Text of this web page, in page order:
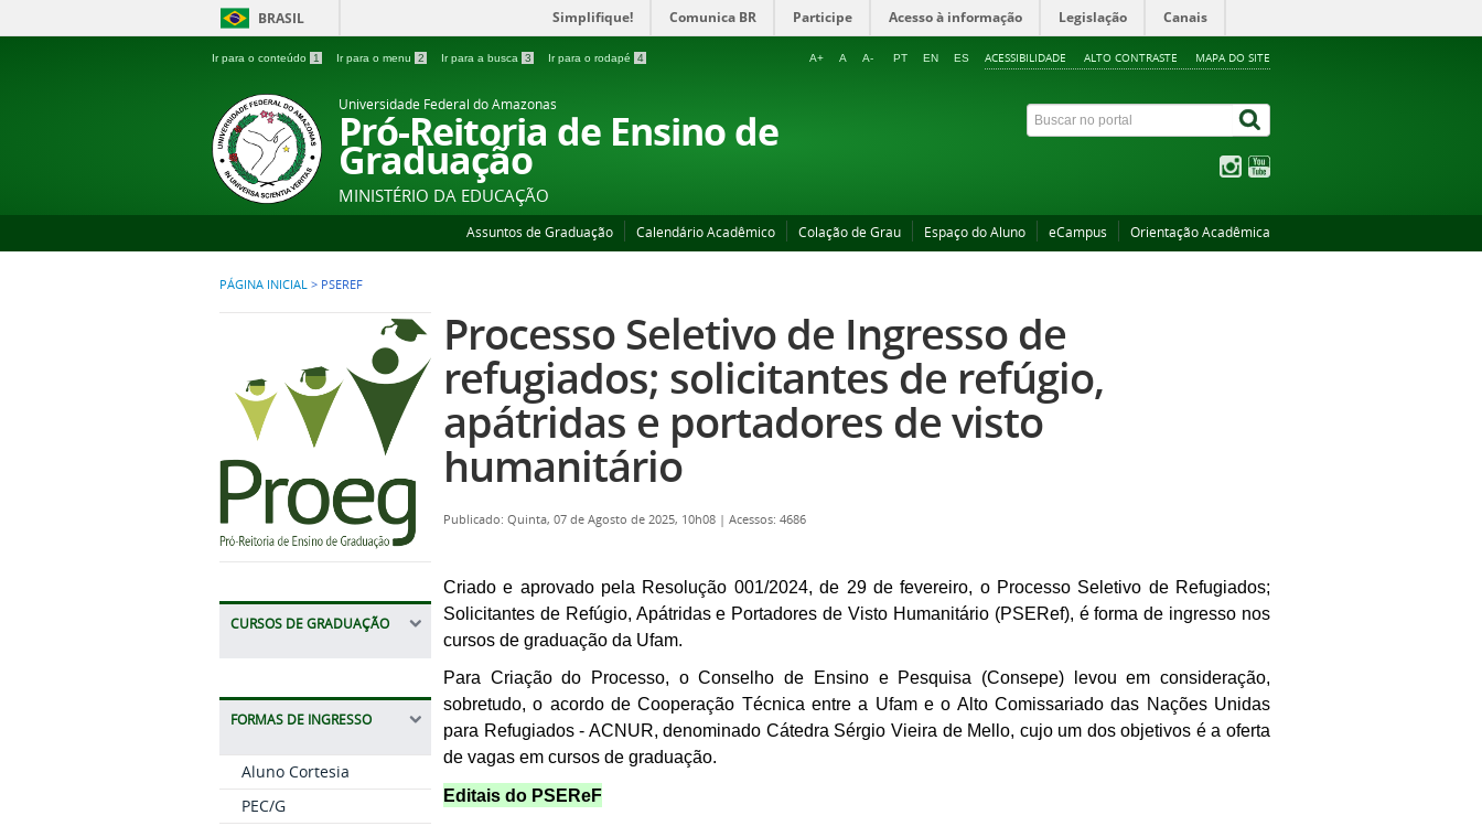
BRASIL Simplifique! Comunica BR Participe Acesso à informação Legislação Canais
Ir para o conteúdo 1 Ir para o menu 2 Ir para a busca 3 Ir para o rodapé 4 ACESSIBILIDADE ALTO CONTRASTE MAPA DO SITE
A+ A A- PT EN ES
Universidade Federal do Amazonas
Pró-Reitoria de Ensino de
Graduação
MINISTÉRIO DA EDUCAÇÃO
Assuntos de Graduação Calendário Acadêmico Colação de Grau Espaço do Aluno eCampus Orientação Acadêmica
PÁGINA INICIAL > PSEREF
CURSOS DE GRADUAÇÃO
FORMAS DE INGRESSO
Aluno Cortesia
PEC/G
Processo Seletivo de Ingresso de
refugiados; solicitantes de refúgio,
apátridas e portadores de visto
humanitário
Publicado: Quinta, 07 de Agosto de 2025, 10h08 | Acessos: 4686
Criado e aprovado pela Resolução 001/2024, de 29 de fevereiro, o Processo Seletivo de Refugiados;
Solicitantes de Refúgio, Apátridas e Portadores de Visto Humanitário (PSERef), é forma de ingresso nos
cursos de graduação da Ufam.
Para Criação do Processo, o Conselho de Ensino e Pesquisa (Consepe) levou em consideração,
sobretudo, o acordo de Cooperação Técnica entre a Ufam e o Alto Comissariado das Nações Unidas
para Refugiados - ACNUR, denominado Cátedra Sérgio Vieira de Mello, cujo um dos objetivos é a oferta
de vagas em cursos de graduação.
Editais do PSEReF